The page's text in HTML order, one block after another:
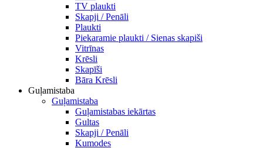
TV plaukti
Skapji / Penāli
Plaukti
Piekaramie plaukti / Sienas skapiši
Vitrīnas
Krēsli
Skapīši
Bāra Krēsli
Guļamistaba
Guļamistaba
Guļamistabas iekārtas
Gultas
Skapji / Penāli
Kumodes